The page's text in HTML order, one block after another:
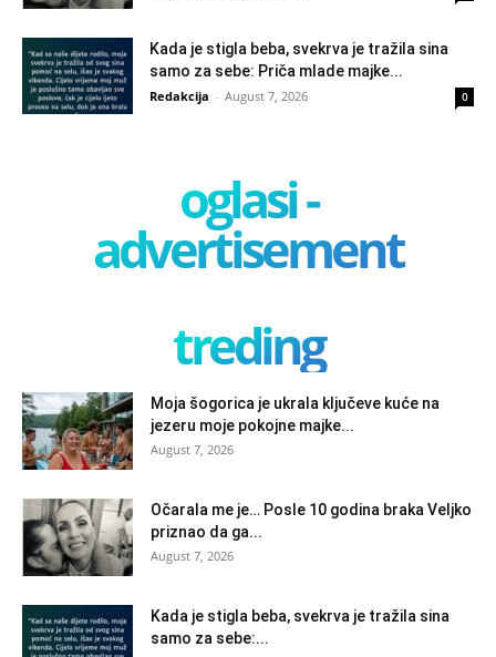
Kada je stigla beba, svekrva je tražila sina
samo za sebe: Priča mlade majke...
Redakcija - August 7, 2026 0
oglasi -
advertisement
treding
Moja šogorica je ukrala ključeve kuće na
jezeru moje pokojne majke...
August 7, 2026
Očarala me je… Posle 10 godina braka Veljko
priznao da ga...
August 7, 2026
Kada je stigla beba, svekrva je tražila sina
samo za sebe:...